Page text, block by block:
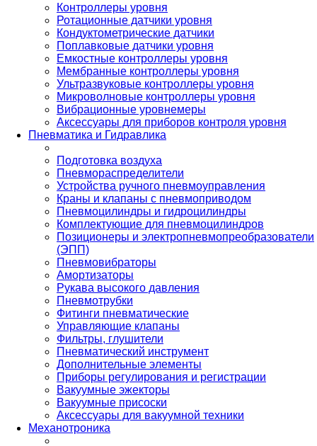
Контроллеры уровня
Ротационные датчики уровня
Кондуктометрические датчики
Поплавковые датчики уровня
Емкостные контроллеры уровня
Мембранные контроллеры уровня
Ультразвуковые контроллеры уровня
Микроволновые контроллеры уровня
Вибрационные уровнемеры
Аксессуары для приборов контроля уровня
Пневматика и Гидравлика
Подготовка воздуха
Пневмораспределители
Устройства ручного пневмоуправления
Краны и клапаны с пневмоприводом
Пневмоцилиндры и гидроцилиндры
Комплектующие для пневмоцилиндров
Позиционеры и электропневмопреобразователи
(ЭПП)
Пневмовибраторы
Амортизаторы
Рукава высокого давления
Пневмотрубки
Фитинги пневматические
Управляющие клапаны
Фильтры, глушители
Пневматический инструмент
Дополнительные элементы
Приборы регулирования и регистрации
Вакуумные эжекторы
Вакуумные присоски
Аксессуары для вакуумной техники
Механотроника